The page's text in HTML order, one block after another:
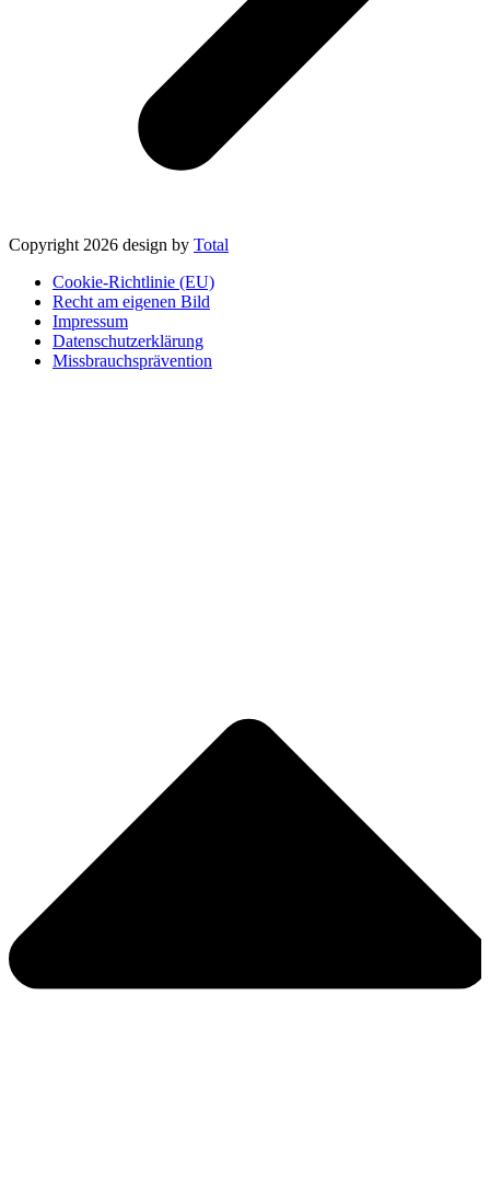
Copyright 2026 design by Total
Cookie-Richtlinie (EU)
Recht am eigenen Bild
Impressum
Datenschutzerklärung
Missbrauchsprävention